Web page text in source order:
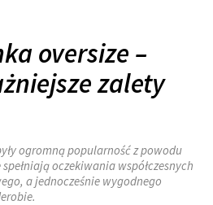
oversize –
zalety
ogromną popularność z powodu
oczekiwania współczesnych
a jednocześnie wygodnego